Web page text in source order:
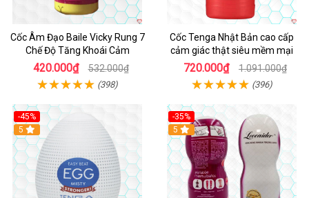
Cốc Âm Đạo Baile Vicky Rung 7
Chế Độ Tăng Khoái Cảm
420.000₫ 532.000₫
(398)
Cốc Tenga Nhật Bản cao cấp
cảm giác thật siêu mềm mại
720.000₫ 1.091.000₫
(396)
-45%
Hot
5
-35%
5